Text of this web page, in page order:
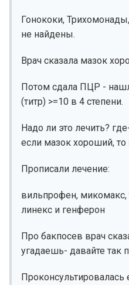
Гонококи,
не найдены.
Врач сказала мазок
Потом сдала ПЦР -
(титр) >=10 в 4 степени.
Надо ли это лечить?
если мазок хороший, то
Прописали лечение:
вильпрофен, микомакс,
линекс и генферон
Про бакпосев врач
угадаешь- давайте так
Проконсультировалась